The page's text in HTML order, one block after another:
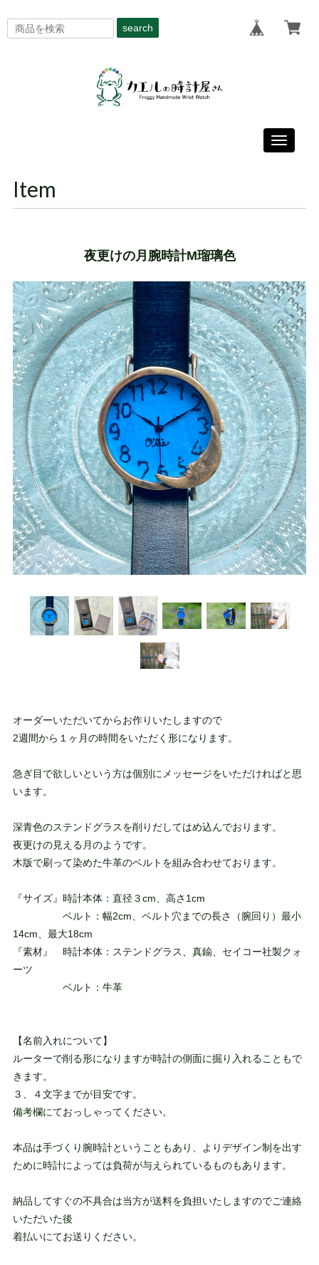
search
Toggle
Item
夜更けの月腕時計M瑠璃色
オーダーいただいてからお作りいたしますので
2週間から１ヶ月の時間をいただく形になります。
急ぎ目で欲しいという方は個別にメッセージをいただければと思
います。
深青色のステンドグラスを削りだしてはめ込んでおります。
夜更けの見える月のようです。
木版で刷って染めた牛革のベルトを組み合わせております。
『サイズ』時計本体：直径３cm、高さ1cm
ベルト：幅2cm、ベルト穴までの長さ（腕回り）最小
14cm、最大18cm
『素材』 時計本体：ステンドグラス、真鍮、セイコー社製クォ
ーツ
ベルト：牛革
【名前入れについて】
ルーターで削る形になりますが時計の側面に掘り入れることもで
きます。
３、４文字までが目安です。
備考欄にておっしゃってください。
本品は手づくり腕時計ということもあり、よりデザイン制を出す
ために時計によっては負荷が与えられているものもあります。
納品してすぐの不具合は当方が送料を負担いたしますのでご連絡
いただいた後
着払いにてお送りください。